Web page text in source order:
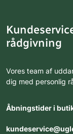
rådgivning
Vores team af
dig med personlig
Åbningstider i